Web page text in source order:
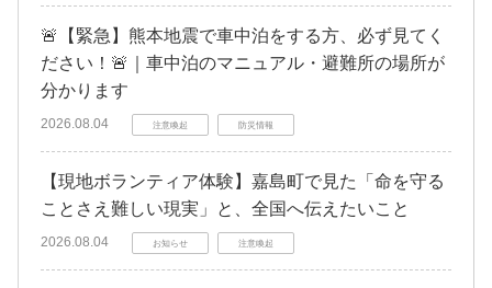
🚨【緊急】熊本地震で車中泊をする方、必ず見てく
ださい！🚨｜車中泊のマニュアル・避難所の場所が
分かります
2026.08.04 注意喚起 防災情報
【現地ボランティア体験】嘉島町で見た「命を守る
ことさえ難しい現実」と、全国へ伝えたいこと
2026.08.04 お知らせ 注意喚起